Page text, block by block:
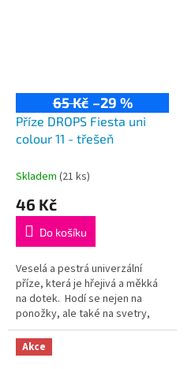
65 Kč –29 %
Příze DROPS Fiesta uni
colour 11 - třešeň
Skladem (21 ks)
46 Kč
Do košíku
Veselá a pestrá univerzální
příze, která je hřejivá a měkká
na dotek. Hodí se nejen na
ponožky, ale také na svetry,
kardigany či čepice! Složení:
75% vlna, 25% polyamid...
Akce